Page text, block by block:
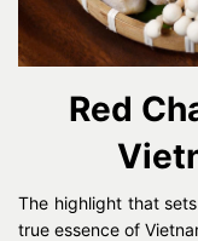
Red
The highlight that
true essence of